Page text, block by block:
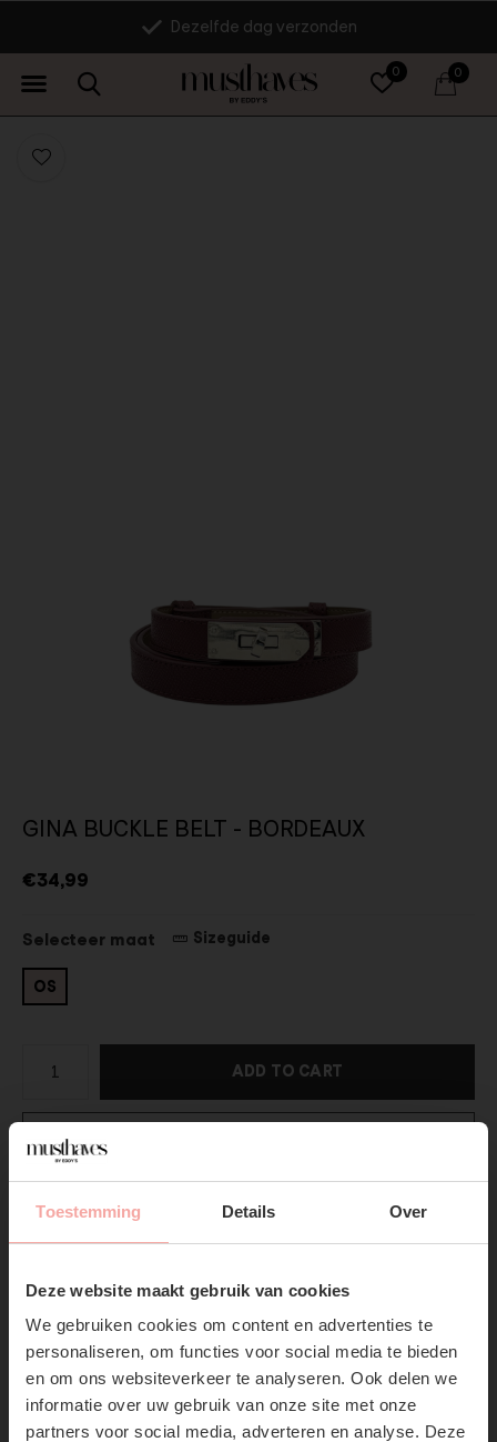
Toestemming Details Over
Deze website maakt gebruik van cookies
We gebruiken cookies om content en advertenties te
personaliseren, om functies voor social media te bieden
en om ons websiteverkeer te analyseren. Ook delen we
informatie over uw gebruik van onze site met onze
partners voor social media, adverteren en analyse. Deze
SUBSCRIBE NOW & GET
10% OFF YOUR FIRST
ORDER!
Don't miss out on our trendy new drops or exclusive
0 0
Dezelfde dag verzonden
GINA BUCKLE BELT - BORDEAUX
€34,99
Selecteer maat Sizeguide
OS
ADD TO CART
Gratis verzending Vanaf €75,-
Productpagina
Verzenden & Retourneren